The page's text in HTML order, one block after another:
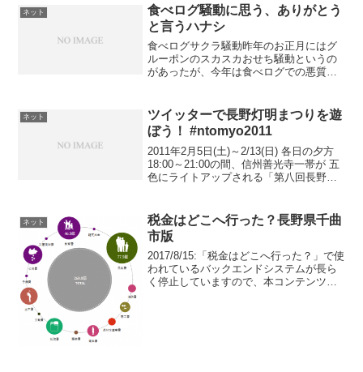
ネット
食べログ騒動に思う、ありがとう
と言うハナシ
食べログサクラ騒動昨年のお正月にはグ
ルーポンのスカスカおせち騒動というの
があったが、今年は食べログでの悪質な
言われるかもしれないが。→カカクコム
社によるプレスリリースこ...
ネット
ツイッターで長野灯明まつりを遊
ぼう！ #ntomyo2011
2011年2月5日(土)～2/13(日) 各日の夕方
18:00～21:00の間、信州善光寺一帯が 五
色にライトアップされる「第八回長野灯
る @n_toumyou さんが昨年より...
ネット
税金はどこへ行った？長野県千曲
市版
2017/8/15:「税金はどこへ行った？」で使
われているバックエンドシステムが長ら
く停止していますので、本コンテンツは